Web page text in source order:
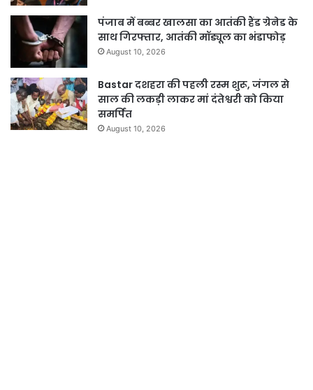
पंजाब में बब्बर खालसा का आतंकी हैंड ग्रेनेड के
साथ गिरफ्तार, आतंकी मॉड्यूल का भंडाफोड़
August 10, 2026
Bastar दशहरा की पहली रस्म शुरू, जंगल से
साल की लकड़ी लाकर मां दंतेश्वरी को किया
समर्पित
August 10, 2026